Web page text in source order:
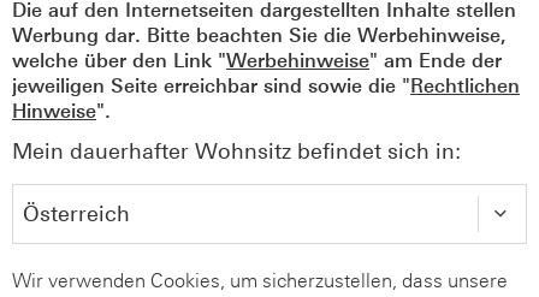
Die auf den Internetseiten dargestellten Inhalte stellen
Werbung dar. Bitte beachten Sie die Werbehinweise,
welche über den Link "Werbehinweise" am Ende der
jeweiligen Seite erreichbar sind sowie die "Rechtlichen
Hinweise".
Mein dauerhafter Wohnsitz befindet sich in:
Wir verwenden Cookies, um sicherzustellen, dass unsere